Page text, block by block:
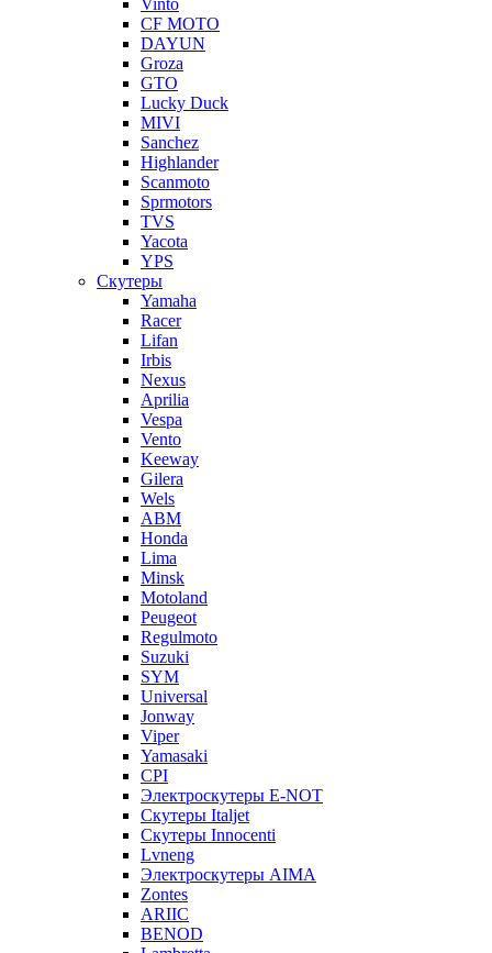
Vinto
CF MOTO
DAYUN
Groza
GTO
Lucky Duck
MIVI
Sanchez
Highlander
Scanmoto
Sprmotors
TVS
Yacota
YPS
Скутеры
Yamaha
Racer
Lifan
Irbis
Nexus
Aprilia
Vespa
Vento
Keeway
Gilera
Wels
ABM
Honda
Lima
Minsk
Motoland
Peugeot
Regulmoto
Suzuki
SYM
Universal
Jonway
Viper
Yamasaki
CPI
Электроскутеры E-NOT
Скутеры Italjet
Скутеры Innocenti
Lvneng
Электроскутеры AIMA
Zontes
ARIIC
BENOD